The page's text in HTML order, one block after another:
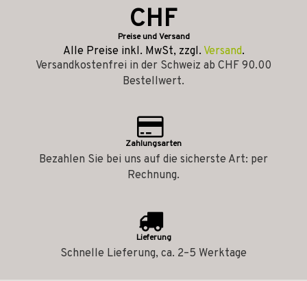
CHF
Preise und Versand
Alle Preise inkl. MwSt, zzgl. Versand.
Versandkostenfrei in der Schweiz ab CHF 90.00
Bestellwert.
Zahlungsarten
Bezahlen Sie bei uns auf die sicherste Art: per
Rechnung.
Lieferung
Schnelle Lieferung, ca. 2–5 Werktage